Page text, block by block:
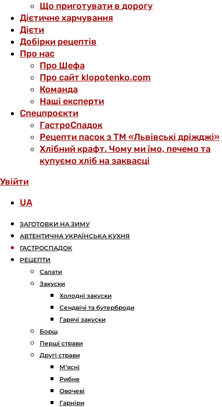
Що приготувати в дорогу
Дієтичне харчування
Дієти
Добірки рецептів
Про нас
Про Шефа
Про сайт klopotenko.com
Команда
Наші експерти
Спецпроєкти
ГастроСпадок
Рецепти пасок з ТМ «Львівські дріжджі»
Хлібний крафт. Чому ми їмо, печемо та
купуємо хліб на заквасці
Увійти
UA
ЗАГОТОВКИ НА ЗИМУ
АВТЕНТИЧНА УКРАЇНСЬКА КУХНЯ
ГАСТРОСПАДОК
РЕЦЕПТИ
Салати
Закуски
Холодні закуски
Сендвічі та бутерброди
Гарячі закуски
Борщ
Перші страви
Другі страви
М’ясні
Рибне
Овочеві
Гарніри